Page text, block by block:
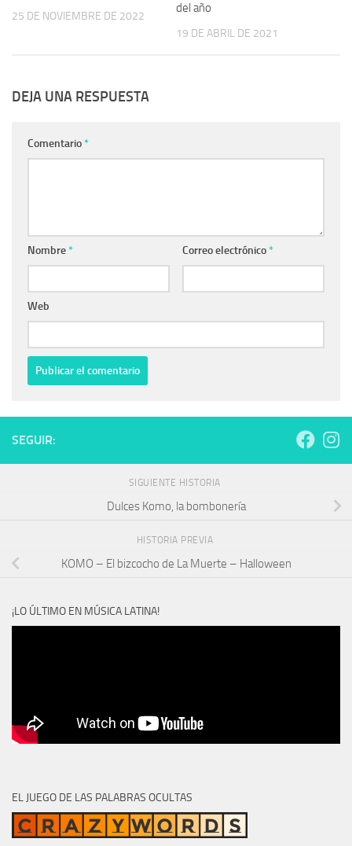
25 DE NOVIEMBRE DE 2022
del año
19 DE ABRIL DE 2021
DEJA UNA RESPUESTA
Comentario*
Nombre* Correo electrónico*
Web
SEGUIR:
SIGUIENTE HISTORIA
Dulces Komo, la bombonería
HISTORIA PREVIA
KOMO – El bizcocho de La Muerte – Halloween
¡LO ÚLTIMO EN MÚSICA LATINA!
EL JUEGO DE LAS PALABRAS OCULTAS